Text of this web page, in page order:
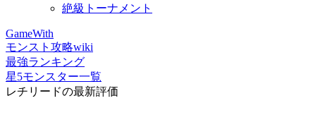
絶級トーナメント
GameWith
モンスト攻略wiki
最強ランキング
星5モンスター一覧
レチリードの最新評価